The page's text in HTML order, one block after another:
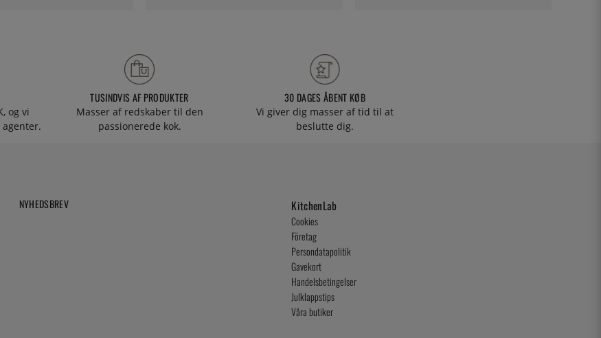
og vi
TUSINDVIS AF PRODUKTER
Masser af redskaber til den
passionerede kok.
30 DAGES ÅBENT KØB
Vi giver dig masser af tid til at
beslutte dig.
NYHEDSBREV KitchenLab
Cookies
Företag
Persondatapolitik
Gavekort
Handelsbetingelser
Julklappstips
Våra butiker